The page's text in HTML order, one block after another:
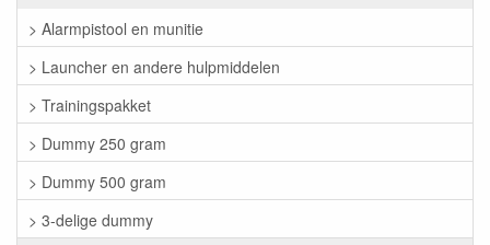
> Alarmpistool en munitie
> Launcher en andere hulpmiddelen
> Trainingspakket
> Dummy 250 gram
> Dummy 500 gram
> 3-delige dummy